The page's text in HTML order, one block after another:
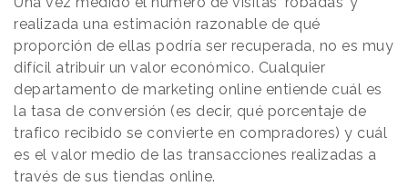
realizada una estimación razonable de qué
proporción de ellas podría ser recuperada, no es muy
difícil atribuir un valor económico. Cualquier
departamento de marketing online entiende cuál es
la tasa de conversión (es decir, qué porcentaje de
trafico recibido se convierte en compradores) y cuál
es el valor medio de las transacciones realizadas a
través de sus tiendas online.